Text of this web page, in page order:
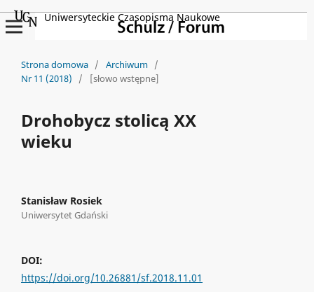
Uniwersyteckie Czasopisma Naukowe
Strona domowa / Archiwum /
Nr 11 (2018)
/ [słowo wstępne]
Drohobycz stolicą XX
wieku
Stanisław Rosiek
Uniwersytet Gdański
DOI:
https://doi.org/10.26881/sf.2018.11.01